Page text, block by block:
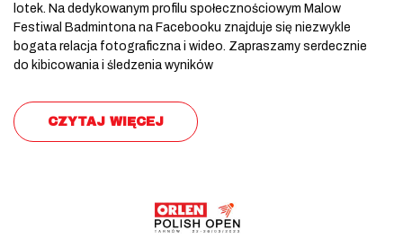
lotek. Na dedykowanym profilu społecznościowym Malow
Festiwal Badmintona na Facebooku znajduje się niezwykle
bogata relacja fotograficzna i wideo. Zapraszamy serdecznie
do kibicowania i śledzenia wyników
CZYTAJ WIĘCEJ